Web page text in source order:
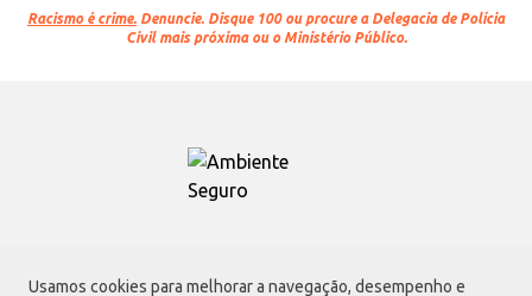
Usamos cookies para melhorar a navegação, desempenho e
Racismo é crime. Denuncie. Disque 100 ou procure a Delegacia de Polícia
Civil mais próxima ou o Ministério Público.
Atacadão S.A.